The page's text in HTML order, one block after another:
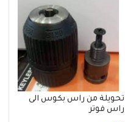
تحويلة من راس بكوس الى
راس فوتر